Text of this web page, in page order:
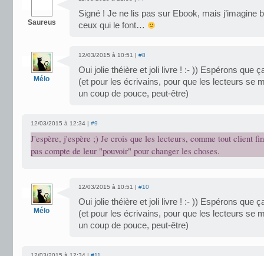
Saureus
Signé ! Je ne lis pas sur Ebook, mais j’imagine
ceux qui le font…
Mélo
12/03/2015 à 10:51 | #8
Oui jolie théière et joli livre ! :- )) Espérons que
(et pour les écrivains, pour que les lecteurs se
un coup de pouce, peut-être)
12/03/2015 à 12:34 | #9
J'espère, j'espère ;) Je crois que les lecteurs, comme tout client
pas compte de leur "pouvoir" pour changer les choses.
Mélo
12/03/2015 à 10:51 | #10
Oui jolie théière et joli livre ! :- )) Espérons que
(et pour les écrivains, pour que les lecteurs se
un coup de pouce, peut-être)